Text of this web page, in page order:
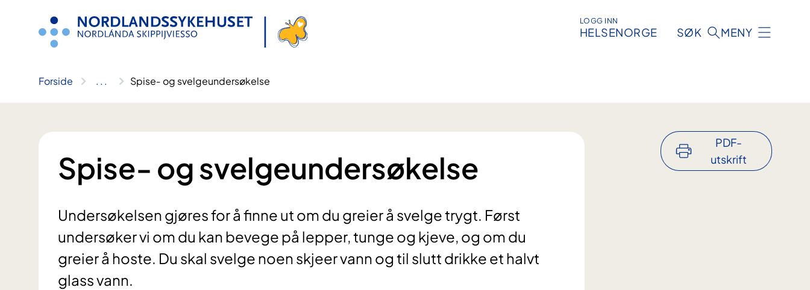
LOGG INN
HELSENORGE SØK MENY
Forside .. . Spise‐ og svelgeundersøkelse
Spise‐ og svelgeundersøkelse
Undersøkelsen gjøres for å finne ut om du greier å svelge trygt. Først
undersøker vi om du kan bevege på lepper, tunge og kjeve, og om du
greier å hoste. Du skal svelge noen skjeer vann og til slutt drikke et halvt
glass vann.
PDF-
utskrift